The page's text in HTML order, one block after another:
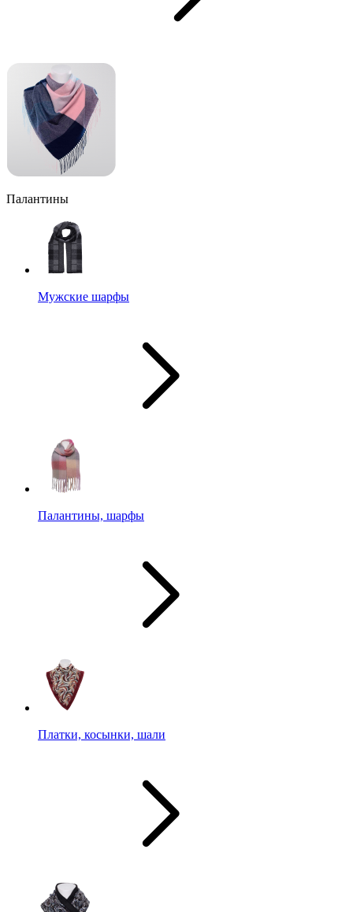
Палантины
Мужские шарфы
Палантины, шарфы
Платки, косынки, шали